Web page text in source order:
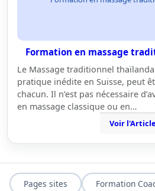
Formation en massage
Le Massage traditionnel
pratique inédite en Suisse, peut
chacun. Il n’est pas nécessaire
en massage classique ou en…
Voir l'Article
Pages sites Formation